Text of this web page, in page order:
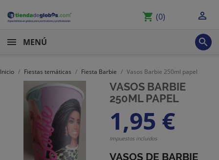
shopping_cart (0) 
MENÚ 
Inicio Fiestas temáticas Fiesta Barbie Vasos Barbie 250ml papel
VASOS BARBIE
250ML PAPEL
1,95 €
Impuestos incluidos
VASOS DE BARBIE